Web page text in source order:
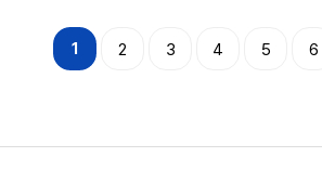
1 2 3 4 5 6
맨끝